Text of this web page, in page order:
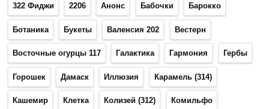
322 Фиджи 2206 Анонс Бабочки Барокко
Ботаника Букеты Валенсия 202 Вестерн
Восточные огурцы 117 Галактика Гармония Гербы
Горошек Дамаск Иллюзия Карамель (314)
Кашемир Клетка Колизей (312) Комильфо